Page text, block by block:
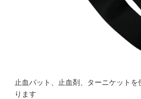
止血パット、止血剤、ターニケットを
ります